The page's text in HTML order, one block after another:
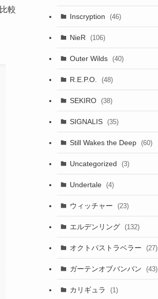
較
Inscryption (46)
NieR (106)
Outer Wilds (40)
R.E.P.O. (48)
SEKIRO (38)
SIGNALIS (35)
Still Wakes the Deep (60)
Uncategorized (3)
Undertale (4)
ウィッチャー (23)
エルデンリング (132)
オクトパストラベラー (27)
ガーテンオブバンバン (43)
カリギュラ (1)